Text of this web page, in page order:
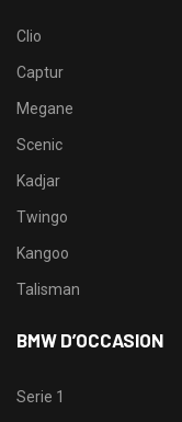
Clio
Captur
Megane
Scenic
Kadjar
Twingo
Kangoo
Talisman
BMW D’OCCASION
Serie 1